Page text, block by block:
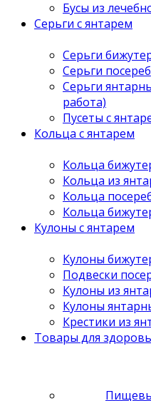
Бусы из
Серьги с янтарем
Серьги
Серьги
Серьги
работа)
Пусеты с
Кольца с янтарем
Кольца
Кольца из
Кольца
Кольца
Кулоны с янтарем
Кулоны
Подвески
Кулоны из
Кулоны
Крестики из
Товары для